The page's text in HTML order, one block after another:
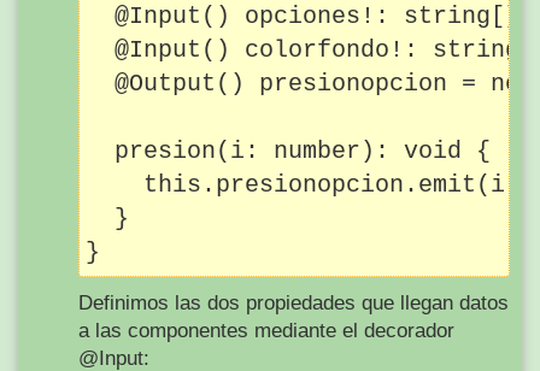
  @Input() opciones!: string[];
  @Input() colorfondo!: string;
@Output() presionopcion =
  presion(i: number): void {
    this.presionopcion.emit(i);
  }
Definimos las dos propiedades que llegan datos
a las componentes mediante el decorador
@Input: